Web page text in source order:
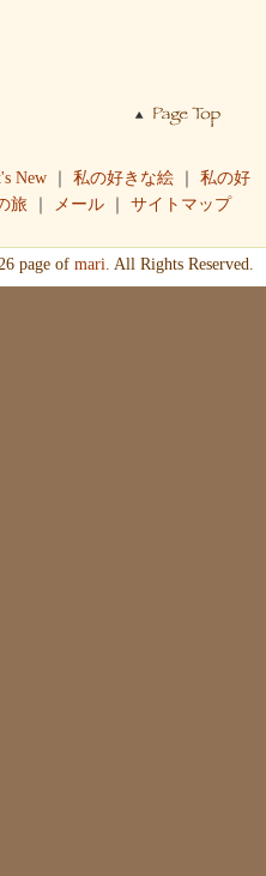
New ｜ 私の好きな絵 ｜ 私の好
旅｜ メール｜ サイトマップ
page of mari. All Rights Reserved.